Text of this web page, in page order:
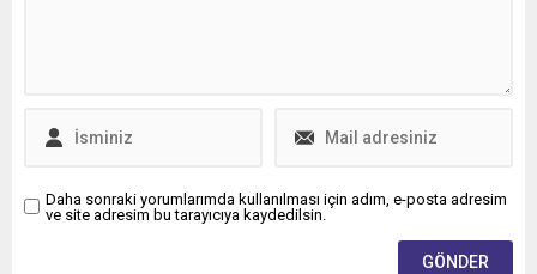
Daha sonraki yorumlarımda kullanılması için adım, e-posta adresim
ve site adresim bu tarayıcıya kaydedilsin.